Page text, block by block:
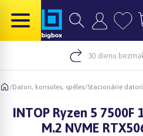
30 dienu
/Datori, konsoles, spēles/Stacionārie datori
INTOP Ryzen 5 7500F
M.2 NVME